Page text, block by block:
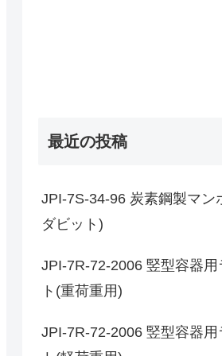
最近の投稿
JPI-7S-34-96 炭素鋼製マン
ダビット)
JPI-7R-72-2006 竪型容器用
ト(重荷重用)
JPI-7R-72-2006 竪型容器用